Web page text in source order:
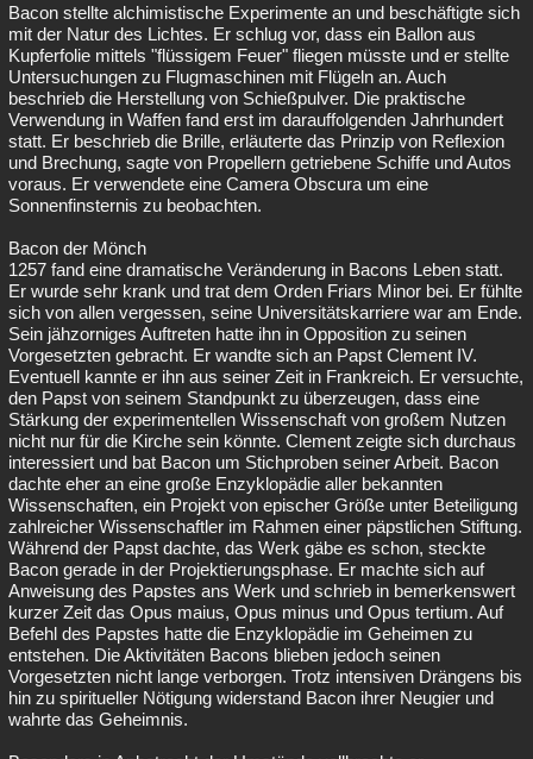
Bacon stellte alchimistische Experimente an und beschäftigte sich
mit der Natur des Lichtes. Er schlug vor, dass ein Ballon aus
Kupferfolie mittels "flüssigem Feuer" fliegen müsste und er stellte
Untersuchungen zu Flugmaschinen mit Flügeln an. Auch
beschrieb die Herstellung von Schießpulver. Die praktische
Verwendung in Waffen fand erst im darauffolgenden Jahrhundert
statt. Er beschrieb die Brille, erläuterte das Prinzip von Reflexion
und Brechung, sagte von Propellern getriebene Schiffe und Autos
voraus. Er verwendete eine Camera Obscura um eine
Sonnenfinsternis zu beobachten.
Bacon der Mönch
1257 fand eine dramatische Veränderung in Bacons Leben statt.
Er wurde sehr krank und trat dem Orden Friars Minor bei. Er fühlte
sich von allen vergessen, seine Universitätskarriere war am Ende.
Sein jähzorniges Auftreten hatte ihn in Opposition zu seinen
Vorgesetzten gebracht. Er wandte sich an Papst Clement IV.
Eventuell kannte er ihn aus seiner Zeit in Frankreich. Er versuchte,
den Papst von seinem Standpunkt zu überzeugen, dass eine
Stärkung der experimentellen Wissenschaft von großem Nutzen
nicht nur für die Kirche sein könnte. Clement zeigte sich durchaus
interessiert und bat Bacon um Stichproben seiner Arbeit. Bacon
dachte eher an eine große Enzyklopädie aller bekannten
Wissenschaften, ein Projekt von epischer Größe unter Beteiligung
zahlreicher Wissenschaftler im Rahmen einer päpstlichen Stiftung.
Während der Papst dachte, das Werk gäbe es schon, steckte
Bacon gerade in der Projektierungsphase. Er machte sich auf
Anweisung des Papstes ans Werk und schrieb in bemerkenswert
kurzer Zeit das Opus maius, Opus minus und Opus tertium. Auf
Befehl des Papstes hatte die Enzyklopädie im Geheimen zu
entstehen. Die Aktivitäten Bacons blieben jedoch seinen
Vorgesetzten nicht lange verborgen. Trotz intensiven Drängens bis
hin zu spiritueller Nötigung widerstand Bacon ihrer Neugier und
wahrte das Geheimnis.